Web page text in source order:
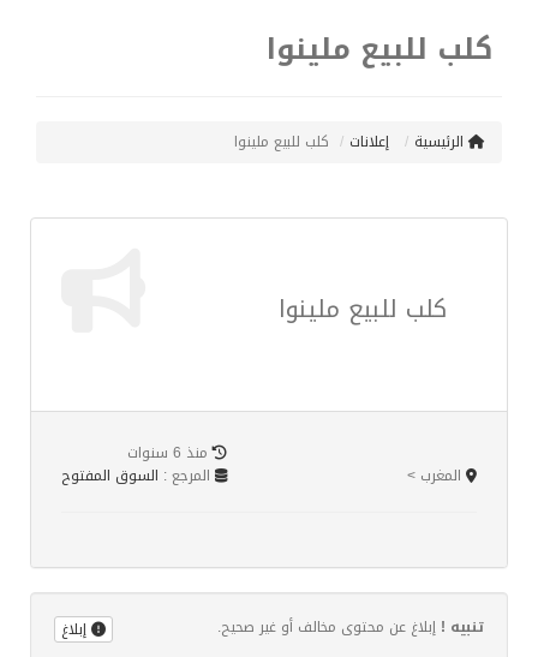
كلب للبيع ملينوا
الرئيسية إعلانات كلب للبيع ملينوا
كلب للبيع ملينوا
منذ 6 سنوات
المرجع : السوق المفتوح المغرب >
تنبيه ! إبلاغ عن محتوى مخالف أو غير صحيح. إبلاغ